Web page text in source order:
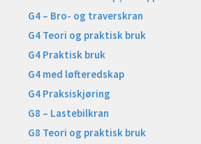
G4 – Bro- og traverskran
G4 Teori og praktisk bruk
G4 Praktisk bruk
G4 med løfteredskap
G4 Praksiskjøring
G8 – Lastebilkran
G8 Teori og praktisk bruk